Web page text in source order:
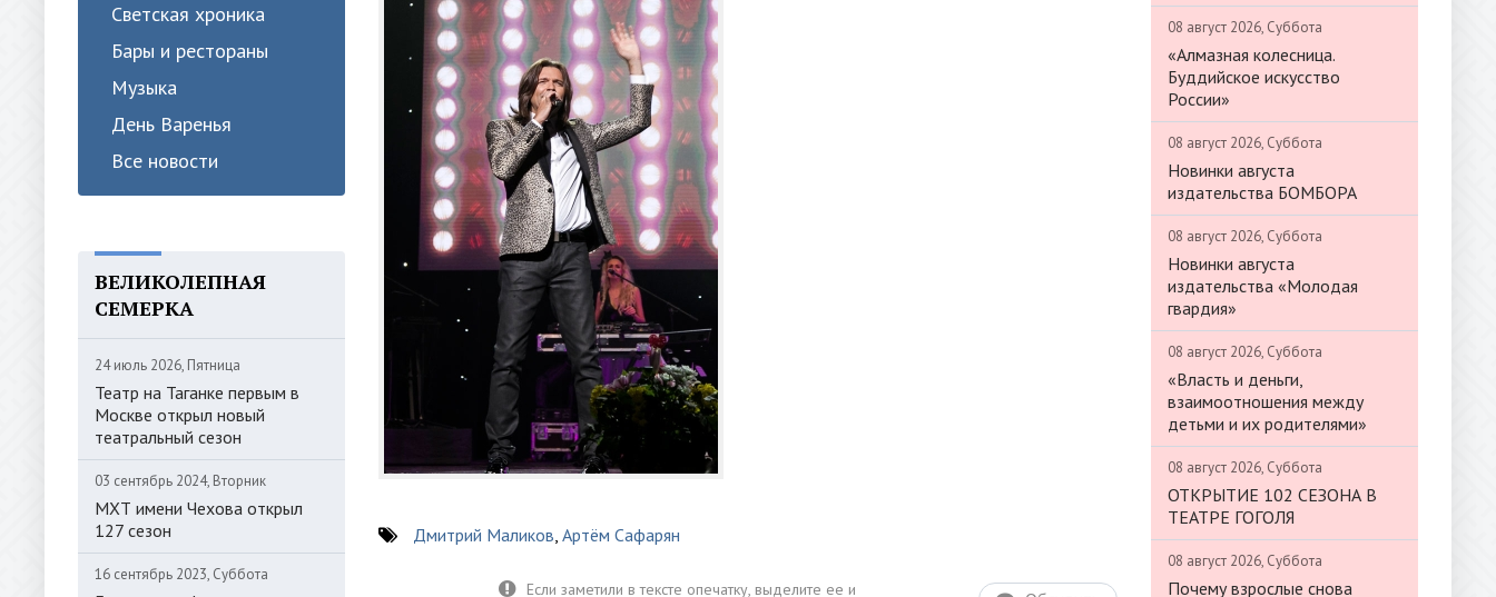
Светская хроника
Бары и рестораны
Музыка
День Варенья
Все новости
ВЕЛИКОЛЕПНАЯ
СЕМЕРКА
24 июль 2026, Пятница
Театр на Таганке первым в
Москве открыл новый
театральный сезон
03 сентябрь 2024, Вторник
МХТ имени Чехова открыл
127 сезон
16 сентябрь 2023, Суббота
Дмитрий Маликов, Артём Сафарян
08 август 2026, Суббота
«Алмазная колесница.
Буддийское искусство
России»
08 август 2026, Суббота
Новинки августа
издательства БОМБОРА
08 август 2026, Суббота
Новинки августа
издательства «Молодая
гвардия»
08 август 2026, Суббота
«Власть и деньги,
взаимоотношения между
детьми и их родителями»
08 август 2026, Суббота
ОТКРЫТИЕ 102 СЕЗОНА В
ТЕАТРЕ ГОГОЛЯ
08 август 2026, Суббота
Почему взрослые снова